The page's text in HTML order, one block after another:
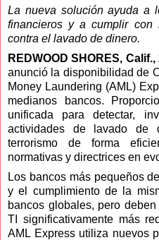
La nueva solución ayuda a
financieros y a cumplir con
contra el lavado de dinero.
REDWOOD SHORES,
anunció la disponibilidad de
Money Laundering (AML)
medianos bancos.
unificada para detectar,
actividades de lavado de
terrorismo de forma
normativas y directrices en
Los bancos más pequeños
y el cumplimiento de la
bancos globales, pero
TI significativamente más
AML Express utiliza nuevos